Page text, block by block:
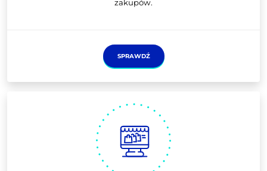
zakupów.
SPRAWDŹ